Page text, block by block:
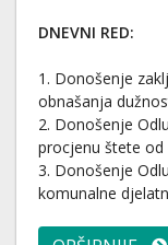
DNEVNI RED:
1. Donošenje
obnašanja
2. Donošenje
procjenu štete
3. Donošenje
komunalne